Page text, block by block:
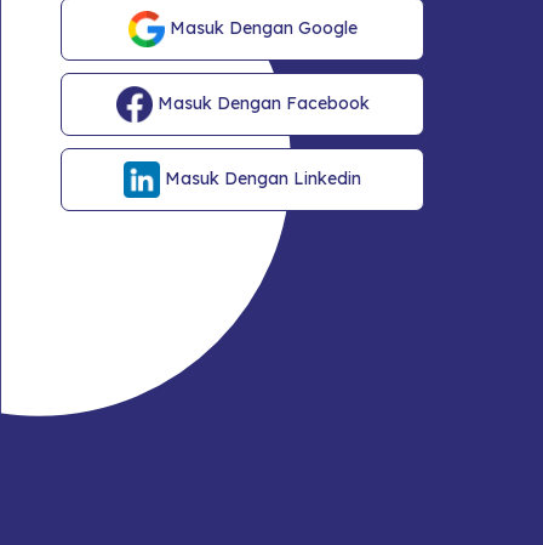
Masuk Dengan Google
Masuk Dengan Facebook
Masuk Dengan Linkedin